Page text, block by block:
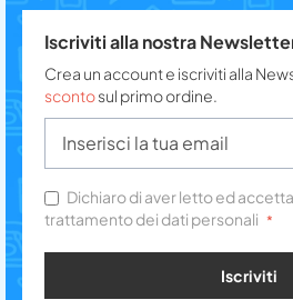
Iscriviti alla nostra
Crea un account e iscriviti alla
scontosul primo ordine.
Dichiaro di aver letto ed
trattamento dei dati personali
Iscriviti